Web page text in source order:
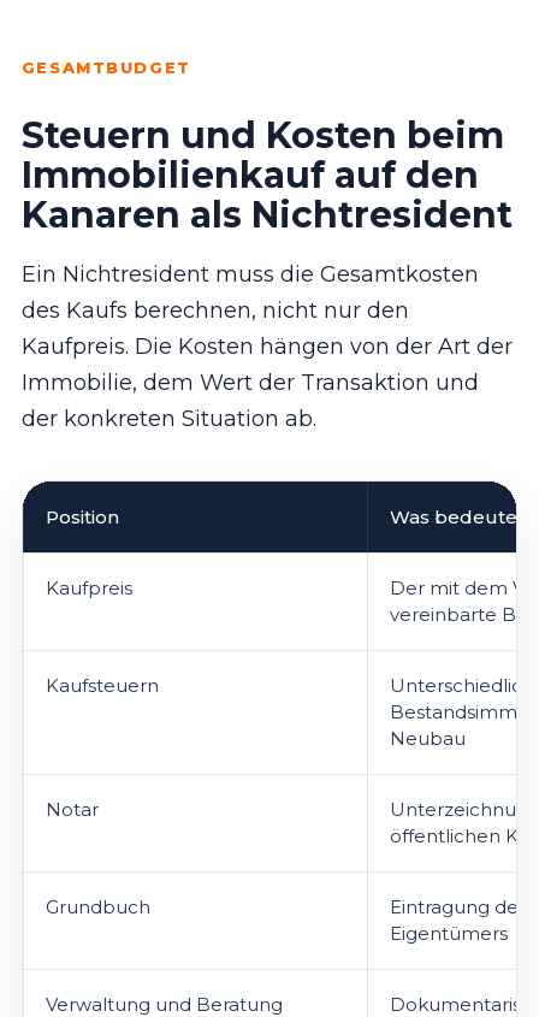
GESAMTBUDGET
Steuern und Kosten beim
Immobilienkauf auf den
Kanaren als Nichtresident
Ein Nichtresident muss die Gesamtkosten
des Kaufs berechnen, nicht nur den
Kaufpreis. Die Kosten hängen von der Art der
Immobilie, dem Wert der Transaktion und
der konkreten Situation ab.
Position Was bedeutet
Kaufpreis
Der mit dem
vereinbarte
Kaufsteuern
Unterschiedlich
Neubau
Notar
öffentlichen
Grundbuch
Eintragung des
Eigentümers
Verwaltung und Beratung